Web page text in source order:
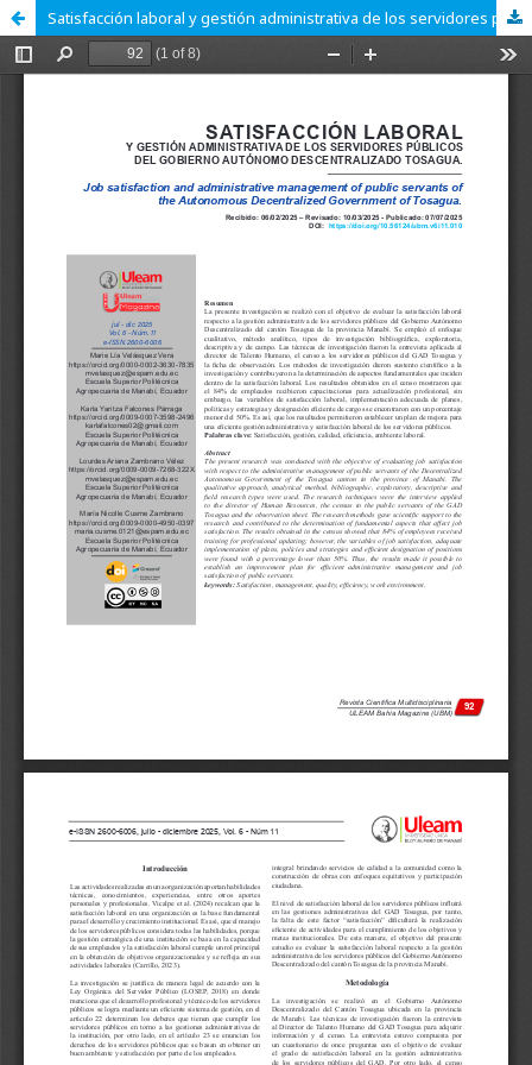
Satisfacción laboral y gestión administrativa de los servidores públicos del Gobierno Autónomo Descentralizado Tosagua